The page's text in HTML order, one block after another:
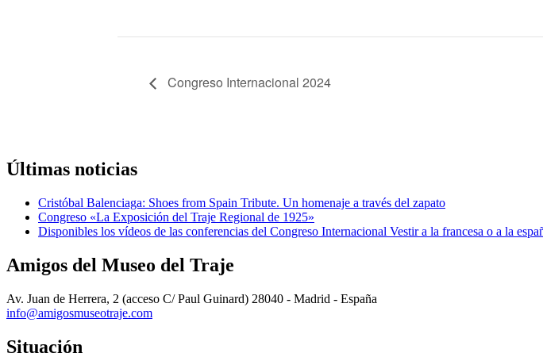
Congreso Internacional 2024
Últimas noticias
Cristóbal Balenciaga: Shoes from Spain Tribute. Un homenaje a través del zapato
Congreso «La Exposición del Traje Regional de 1925»
Disponibles los vídeos de las conferencias del Congreso Internacional Vestir a la francesa o a la
Amigos del Museo del Traje
Av. Juan de Herrera, 2 (acceso C/ Paul Guinard) 28040 - Madrid - España
info@amigosmuseotraje.com
Situación